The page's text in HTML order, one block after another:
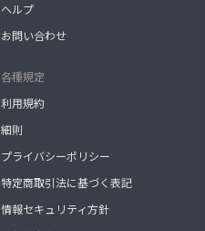
ヘルプ
お問い合わせ
各種規定
利用規約
細則
プライバシーポリシー
特定商取引法に基づく表記
情報セキュリティ方針